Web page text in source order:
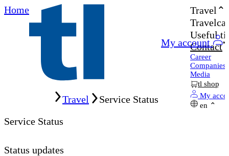
Home
My account
Travel
Useful
Contact
Career
Companies
Media
tl shop
My
en
Travel
Service Status
Service Status
Status updates